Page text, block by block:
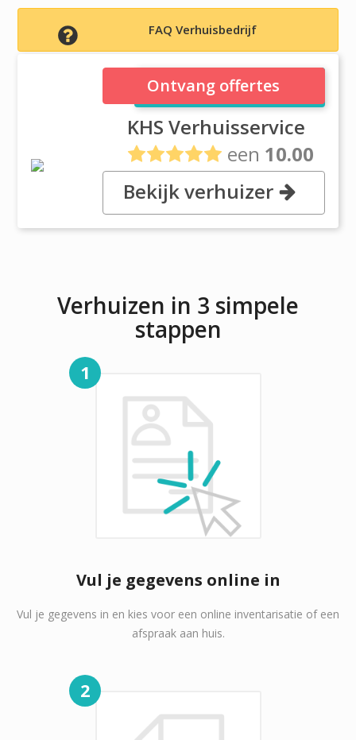
FAQ Verhuisbedrijf
KHS Verhuisservice
KHS Verhuisservice
een 10.00
uit1 reviews
Hoofdweg 48, 9905PD Holwierde
Ontvang offertes
Bekijk verhuizer
Verhuizen in 3 simpele
stappen
1
Vul je gegevens online in
Vul je gegevens in en kies voor een online inventarisatie of een
afspraak aan huis.
2